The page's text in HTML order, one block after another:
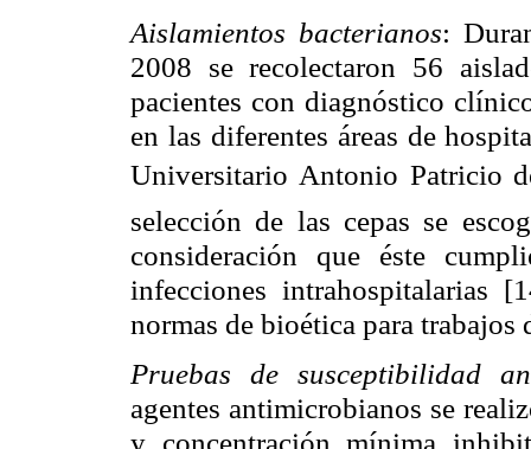
Aislamientos bacterianos:
2008 se recolectaron 56
pacientes con diagnóstico
en las diferentes áreas de
Universitario Antonio Patricio
selección de las cepas se
consideración que éste
infecciones intrahospitalarias
normas de bioética para
Pruebas de susceptibilidad
agentes antimicrobianos se
y concentración mínima